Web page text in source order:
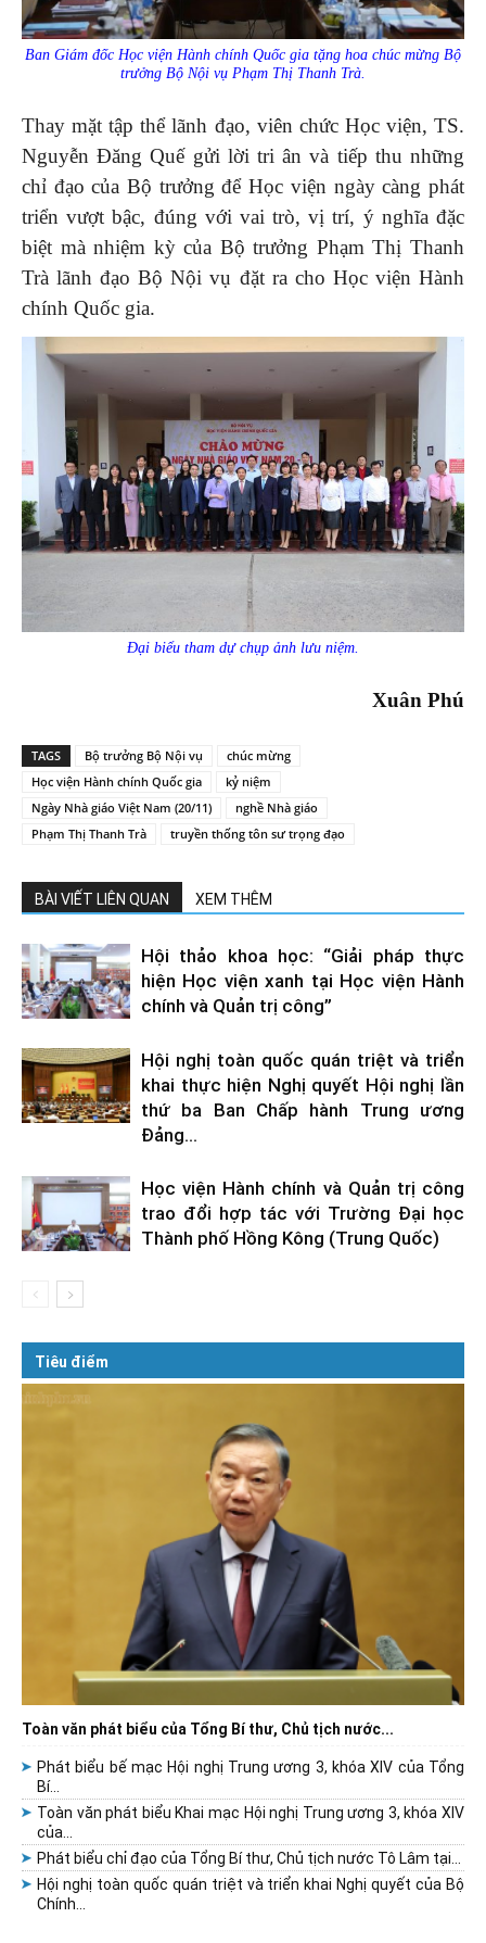
Ban Giám đốc Học viện Hành chính Quốc gia tặng hoa chúc mừng Bộ
trưởng Bộ Nội vụ Phạm Thị Thanh Trà.
Thay mặt tập thể lãnh đạo, viên chức Học viện, TS.
Nguyễn Đăng Quế gửi lời tri ân và tiếp thu những
chỉ đạo của Bộ trưởng để Học viện ngày càng phát
triển vượt bậc, đúng với vai trò, vị trí, ý nghĩa đặc
biệt mà nhiệm kỳ của Bộ trưởng Phạm Thị Thanh
Trà lãnh đạo Bộ Nội vụ đặt ra cho Học viện Hành
chính Quốc gia.
Đại biểu tham dự chụp ảnh lưu niệm.
Xuân Phú
TAGS Bộ trưởng Bộ Nội vụ
chúc mừng
Học viện Hành chính Quốc gia
kỷ niệm
Ngày Nhà giáo Việt Nam (20/11)
nghề Nhà giáo
Phạm Thị Thanh Trà
truyền thống tôn sư trọng đạo
BÀI VIẾT LIÊN QUAN XEM THÊM
Hội thảo khoa học: “Giải pháp thực
hiện Học viện xanh tại Học viện Hành
chính và Quản trị công”
Hội nghị toàn quốc quán triệt và triển
khai thực hiện Nghị quyết Hội nghị lần
thứ ba Ban Chấp hành Trung ương
Đảng...
Học viện Hành chính và Quản trị công
trao đổi hợp tác với Trường Đại học
Thành phố Hồng Kông (Trung Quốc)
Tiêu điểm
Toàn văn phát biểu của Tổng Bí thư, Chủ tịch nước...
Phát biểu bế mạc Hội nghị Trung ương 3, khóa XIV của Tổng
Bí...
Toàn văn phát biểu Khai mạc Hội nghị Trung ương 3, khóa XIV
của...
Phát biểu chỉ đạo của Tổng Bí thư, Chủ tịch nước Tô Lâm tại...
Hội nghị toàn quốc quán triệt và triển khai Nghị quyết của Bộ
Chính...